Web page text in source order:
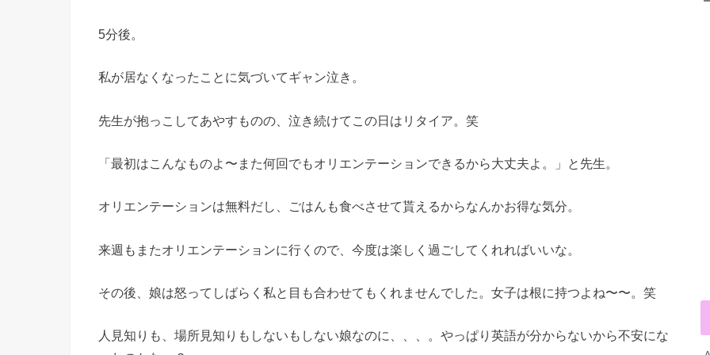
5分後。
私が居なくなったことに気づいてギャン泣き。
先生が抱っこしてあやすものの、泣き続けてこの日はリタイア。笑
「最初はこんなものよ〜また何回でもオリエンテーションできるから大丈夫よ。」と先生。
オリエンテーションは無料だし、ごはんも食べさせて貰えるからなんかお得な気分。
来週もまたオリエンテーションに行くので、今度は楽しく過ごしてくれればいいな。
その後、娘は怒ってしばらく私と目も合わせてもくれませんでした。女子は根に持つよね〜〜。笑
人見知りも、場所見知りもしないもしない娘なのに、、、。やっぱり英語が分からないから不安にな